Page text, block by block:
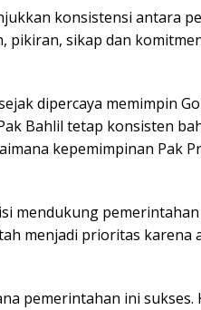
konsistensi antara
pikiran, sikap dan
dipercaya memimpin
Bahlil tetap konsisten
kepemimpinan Pak
mendukung
menjadi prioritas karena
pemerintahan ini sukses.